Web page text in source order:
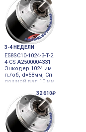
3-4 НЕДЕЛИ
E58SC10-1024-3-T-2
4-CS A2500004331
Энкодер 1024 им
п./об, d=58мм, Сп
лошной вал 10 мм
нтальный
32 610₽